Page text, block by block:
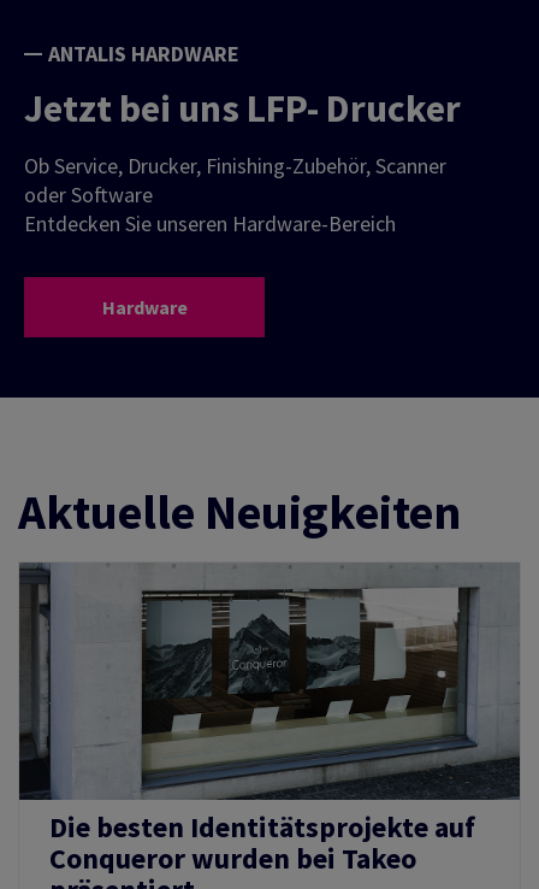
ANTALIS HARDWARE
Jetzt bei uns LFP- Drucker
Ob Service, Drucker, Finishing-Zubehör, Scanner
oder Software
Entdecken Sie unseren Hardware-Bereich
Hardware
Aktuelle Neuigkeiten
Die besten Identitätsprojekte auf
Conqueror wurden bei Takeo